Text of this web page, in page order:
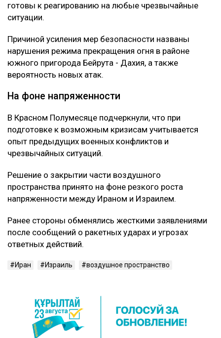
готовы к реагированию на любые чрезвычайные
ситуации.
Причиной усиления мер безопасности названы
нарушения режима прекращения огня в районе
южного пригорода Бейрута - Дахия, а также
вероятность новых атак.
На фоне напряженности
В Красном Полумесяце подчеркнули, что при
подготовке к возможным кризисам учитывается
опыт предыдущих военных конфликтов и
чрезвычайных ситуаций.
Решение о закрытии части воздушного
пространства принято на фоне резкого роста
напряженности между Ираном и Израилем.
Ранее стороны обменялись жесткими заявлениями
после сообщений о ракетных ударах и угрозах
ответных действий.
Иран Израиль воздушное пространство